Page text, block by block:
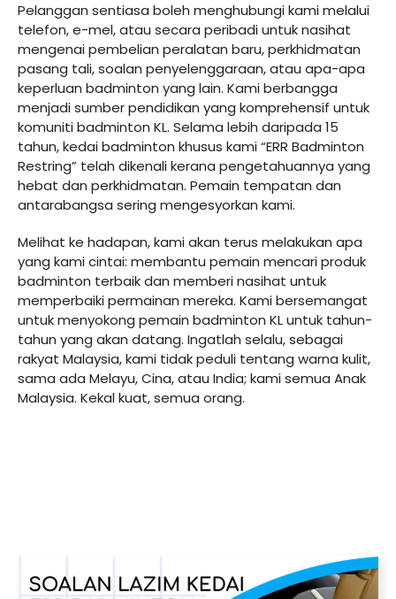
Pelanggan sentiasa boleh menghubungi kami melalui
telefon, e-mel, atau secara peribadi untuk nasihat
mengenai pembelian peralatan baru, perkhidmatan
pasang tali, soalan penyelenggaraan, atau apa-apa
keperluan badminton yang lain. Kami berbangga
menjadi sumber pendidikan yang komprehensif untuk
komuniti badminton KL. Selama lebih daripada 15
tahun, kedai badminton khusus kami “ERR Badminton
Restring” telah dikenali kerana pengetahuannya yang
hebat dan perkhidmatan. Pemain tempatan dan
antarabangsa sering mengesyorkan kami.
Melihat ke hadapan, kami akan terus melakukan apa
yang kami cintai: membantu pemain mencari produk
badminton terbaik dan memberi nasihat untuk
memperbaiki permainan mereka. Kami bersemangat
untuk menyokong pemain badminton KL untuk tahun-
tahun yang akan datang. Ingatlah selalu, sebagai
rakyat Malaysia, kami tidak peduli tentang warna kulit,
sama ada Melayu, Cina, atau India; kami semua Anak
Malaysia. Kekal kuat, semua orang.